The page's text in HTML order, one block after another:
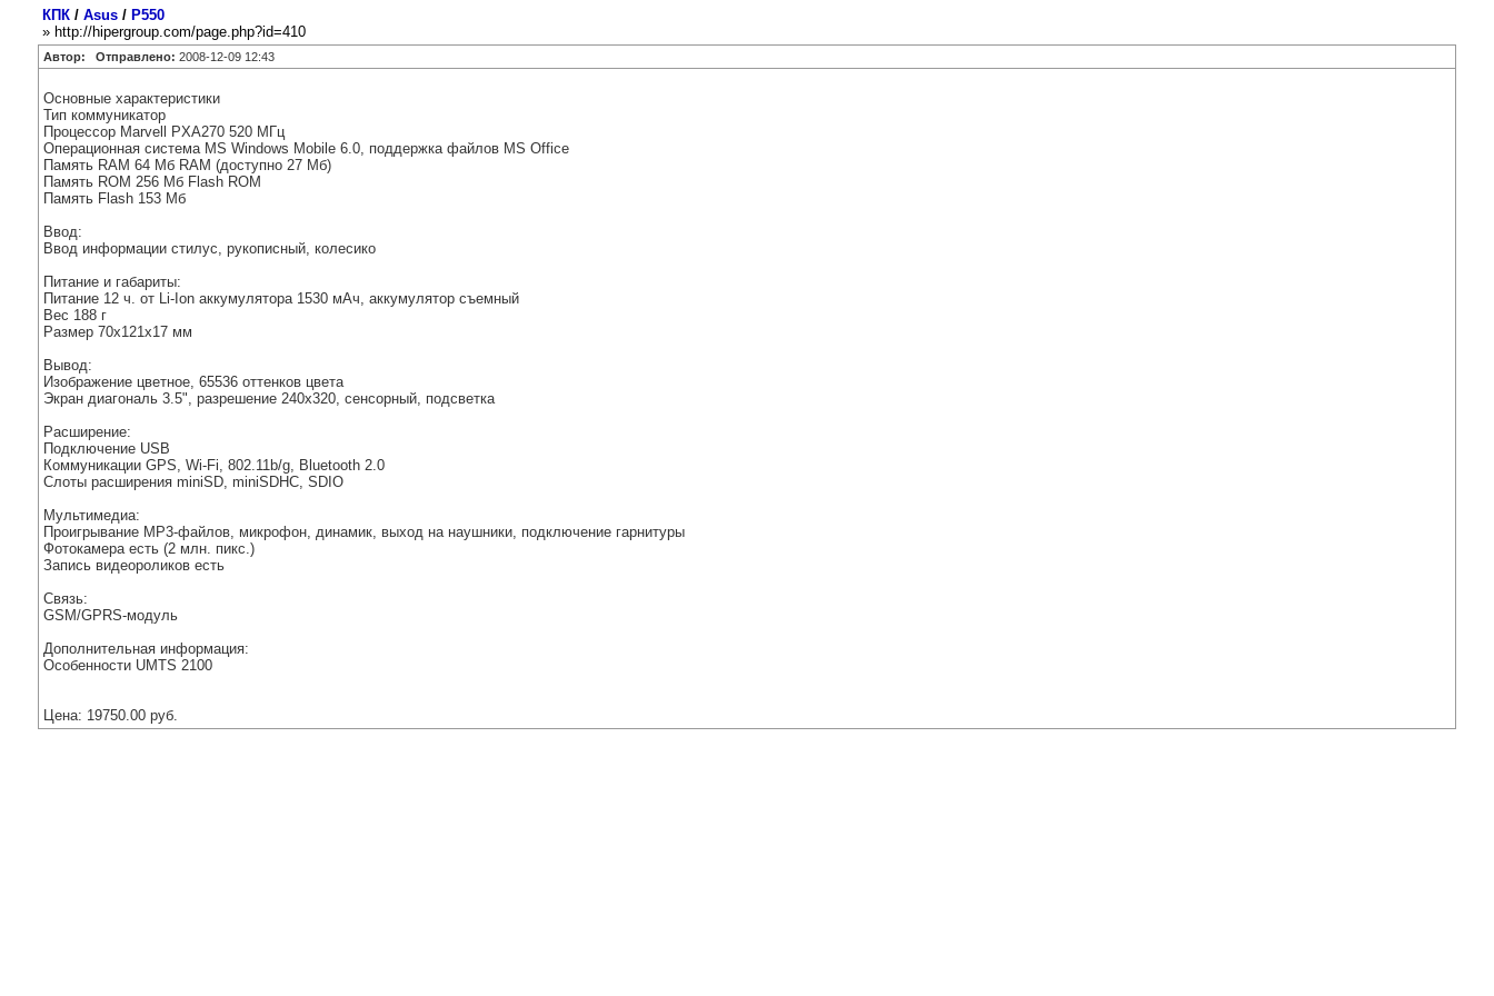
КПК / Asus / P550
» http://hipergroup.com/page.php?id=410
Автор: Отправлено: 2008-12-09 12:43
Основные характеристики
Тип коммуникатор
Процессор Marvell PXA270 520 МГц
Операционная система MS Windows Mobile 6.0, поддержка файлов MS Office
Память RAM 64 Мб RAM (доступно 27 Мб)
Память ROM 256 Мб Flash ROM
Память Flash 153 Мб
Ввод:
Ввод информации стилус, рукописный, колесико
Питание и габариты:
Питание 12 ч. от Li-Ion аккумулятора 1530 мАч, аккумулятор съемный
Вес 188 г
Размер 70x121x17 мм
Вывод:
Изображение цветное, 65536 оттенков цвета
Экран диагональ 3.5", разрешение 240x320, сенсорный, подсветка
Расширение:
Подключение USB
Коммуникации GPS, Wi-Fi, 802.11b/g, Bluetooth 2.0
Слоты расширения miniSD, miniSDHC, SDIO
Мультимедиа:
Проигрывание MP3-файлов, микрофон, динамик, выход на наушники, подключение гарнитуры
Фотокамера есть (2 млн. пикс.)
Запись видеороликов есть
Связь:
GSM/GPRS-модуль
Дополнительная информация:
Особенности UMTS 2100
Цена: 19750.00 руб.